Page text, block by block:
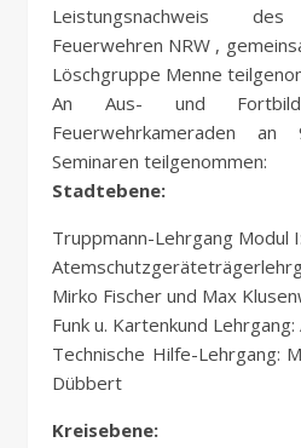
Leistungsnachweis
Feuerwehren NRW ,
Löschgruppe Menne
An Aus- und
Feuerwehrkameraden
Seminaren teilgenommen:
Stadtebene:
Truppmann-Lehrgang Modul
Mirko Fischer und Max
Funk u. Kartenkund Lehrgang:
Technische Hilfe-Lehrgang:
Dübbert
Kreisebene: